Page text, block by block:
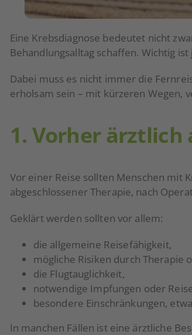
Eine Krebsdiagnose bedeutet nicht
Behandlungsalltag schaffen. Wichtig
Dabei muss es nicht immer die
erholsam sein – mit kürzeren Wegen,
1. Vorher ärztlich
Vor einer Reise sollten Menschen mit
abgeschlossener Therapie, nach
Geklärt werden sollten vor allem:
die allgemeine Reisefähigkeit,
mögliche Risiken durch Therapie
die Flugtauglichkeit,
notwendige Impfungen oder
besondere Einschränkungen,
In manchen Fällen ist eine ärztliche